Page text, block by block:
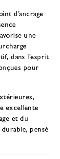
d’ancrage
une
dans l’esprit
pour
excellente
et du
pensé